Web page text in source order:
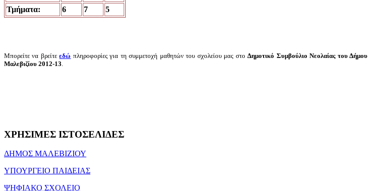
Τμήματα:
6 7 5
Μπορείτε να βρείτεεδώ πληροφορίες για τη συμμετοχή μαθητών του σχολείου μας στοΔημοτικό Συμβούλιο Νεολαίας του Δήμου
Μαλεβιζίου 2012-13.
ΧΡΗΣΙΜΕΣ ΙΣΤΟΣΕΛΙΔΕΣ
ΔΗΜΟΣ ΜΑΛΕΒΙΖΙΟΥ
ΥΠΟΥΡΓΕΙΟ ΠΑΙΔΕΙΑΣ
ΨΗΦΙΑΚΟ ΣΧΟΛΕΙΟ